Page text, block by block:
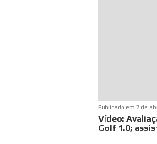
Publicado em7 de
Vídeo:
Golf 1.0;